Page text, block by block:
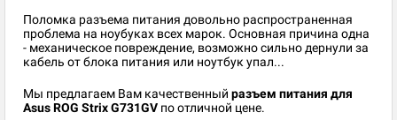
Поломка разъема питания довольно распространенная
проблема на ноубуках всех марок. Основная причина одна
- механическое повреждение, возможно сильно дернули за
кабель от блока питания или ноутбук упал...
Мы предлагаем Вам качественный разъем питания для
Asus ROG Strix G731GV по отличной цене.